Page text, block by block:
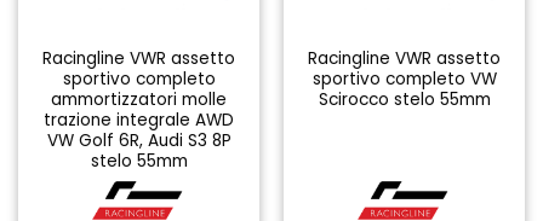
Racingline VWR assetto
sportivo completo
ammortizzatori molle
trazione integrale AWD
VW Golf 6R, Audi S3 8P
stelo 55mm
Racingline VWR assetto
sportivo completo VW
Scirocco stelo 55mm